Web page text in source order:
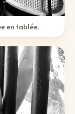
en tablée.